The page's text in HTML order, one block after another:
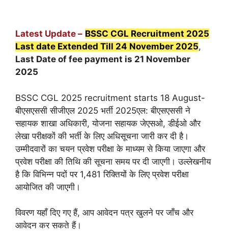
Latest Update – BSSC CGL Recruitment 2025
Last date Extended Till 24 November 2025,
Last Date of fee payment is 21 November
2025
BSSC CGL 2025 recruitment starts 18 August-
बीएसएससी सीजीएल 2025 भर्ती 2025एल: बीएसएससी ने
सहायक शाखा अधिकारी, योजना सहायक जेएसओ, डीईओ और
लेखा परीक्षकों की भर्ती के लिए अधिसूचना जारी कर दी है।
उम्मीदवारों का चयन प्रवेश परीक्षा के माध्यम से किया जाएगा और
प्रवेश परीक्षा की तिथि की सूचना समय पर दी जाएगी। उल्लेखनीय
है कि विभिन्न पदों पर 1,481 रिक्तियों के लिए प्रवेश परीक्षा
आयोजित की जाएगी।
विवरण यहाँ दिए गए हैं, आप आवेदन पत्र खुलने पर जाँच और
आवेदन कर सकते हैं।